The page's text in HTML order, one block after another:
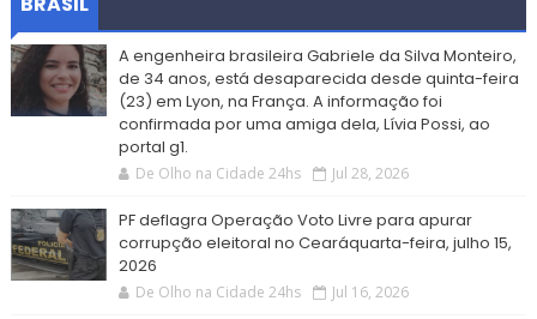
A engenheira brasileira Gabriele da Silva Monteiro,
de 34 anos, está desaparecida desde quinta-feira
(23) em Lyon, na França. A informação foi
confirmada por uma amiga dela, Lívia Possi, ao
portal g1.
De Olho na Cidade 24hs Jul 28, 2026
PF deflagra Operação Voto Livre para apurar
corrupção eleitoral no Cearáquarta-feira, julho 15,
2026
De Olho na Cidade 24hs Jul 16, 2026